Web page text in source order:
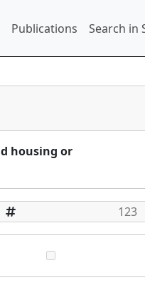
Publications Search in
housing or